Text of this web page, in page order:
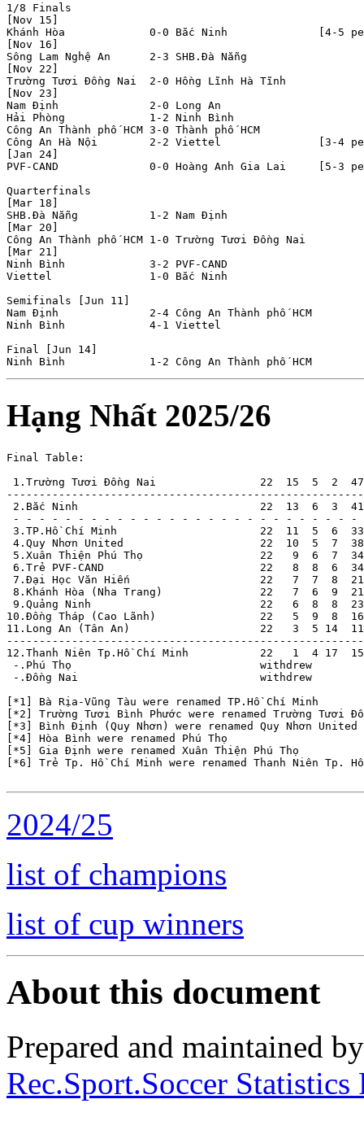
1/8 Finals
[Nov 15]
Khánh Hòa             0-0 Bắc Ninh              [4-5
[Nov 16]
Sông Lam Nghệ An      2-3 SHB.Đà Nẵng
[Nov 22]
Trường Tươi Đồng Nai  2-0 Hồng Lĩnh Hà Tĩnh
[Nov 23]
Nam Định              2-0 Long An
Hải Phòng             1-2 Ninh Bình
Công An Thành phố HCM 3-0 Thành phố HCM
Công An Hà Nội        2-2 Viettel               [3-4
[Jan 24]
PVF-CAND              0-0 Hoàng Anh Gia Lai     [5-3
Quarterfinals
[Mar 18]
SHB.Đà Nẵng           1-2 Nam Định
[Mar 20]
Công An Thành phố HCM 1-0 Trường Tươi Đồng Nai
[Mar 21]
Ninh Bình             3-2 PVF-CAND
Viettel               1-0 Bắc Ninh
Semifinals [Jun 11]
Nam Định              2-4 Công An Thành phố HCM
Ninh Bình             4-1 Viettel
Final [Jun 14]
Hạng Nhất 2025/26
Final Table:
1.Trường Tươi Đồng Nai                22  15  5  2  47-
2.Bắc Ninh                            22  13  6  3
- - - - - - - - - - - - - - - - - - - - - - - - - - -
3.TP.Hồ Chí Minh                      22  11  5  6
4.Quy Nhơn United                     22  10  5  7
5.Xuân Thiện Phú Thọ                  22   9  6  7
6.Trẻ PVF-CAND                        22   8  8  6
7.Đại Học Văn Hiến                    22   7  7  8
8.Khánh Hòa (Nha Trang)               22   7  6  9
9.Quảng Ninh                          22   6  8  8
10.Đồng Tháp (Cao Lãnh)                22   5  9  8
11.Long An (Tân An)                    22   3  5 14
12.Thanh Niên Tp.Hồ Chí Minh           22   1  4 17
-.Phú Thọ                             withdrew
-.Đồng Nai                            withdrew
[*1] Bà Rịa-Vũng Tàu were renamed TP.Hồ Chí Minh
[*2] Trường Tươi Bình Phước were renamed Trường Tươi
[*3] Bình Định (Quy Nhơn) were renamed Quy Nhơn United
[*4] Hòa Bình were renamed Phú Thọ
[*5] Gia Định were renamed Xuân Thiện Phú Thọ
[*6] Trẻ Tp. Hồ Chí Minh were renamed Thanh Niên Tp.
2024/25
list of champions
list of cup winners
About this document
Prepared and maintained
Rec.Sport.Soccer